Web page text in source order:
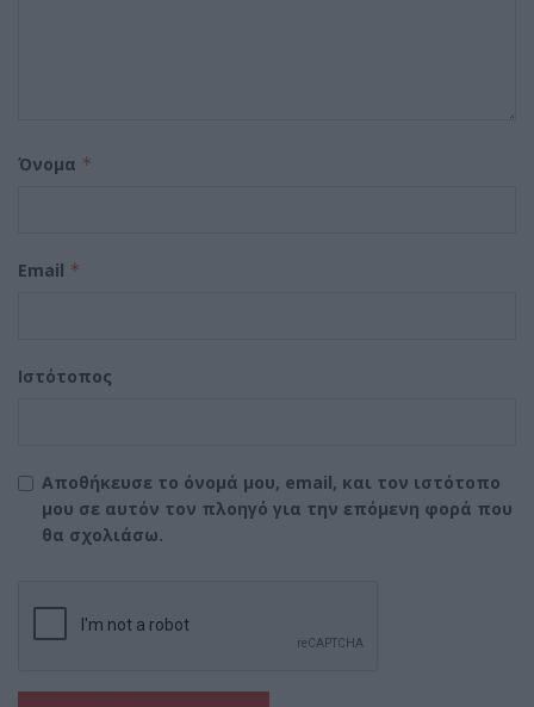
Όνομα *
Email *
Ιστότοπος
Αποθήκευσε το όνομά μου, email, και τον ιστότοπο
μου σε αυτόν τον πλοηγό για την επόμενη φορά που
θα σχολιάσω.